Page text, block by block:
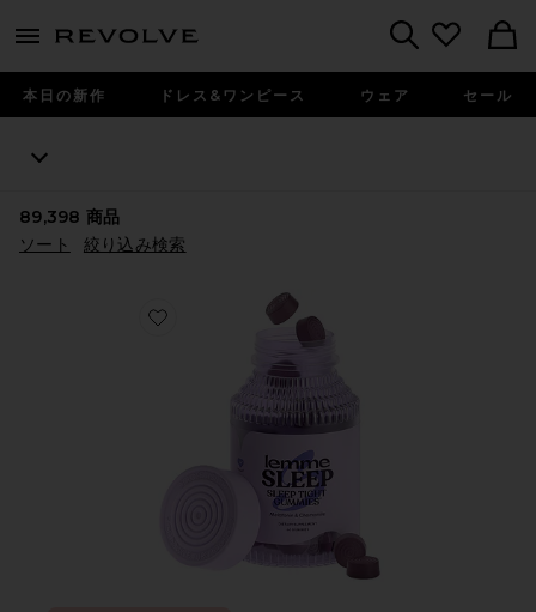
menu - shows more content
本日の新作 ドレス&ワンピース ウェア セール
89,398 商品
ソート
絞り込み検索
Favorite SLEEP ビタミングミ